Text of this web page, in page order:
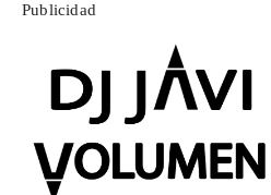
Publicidad